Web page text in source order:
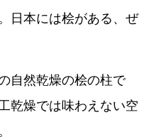
日本には桧がある、ぜ
自然乾燥の桧の柱で
乾燥では味わえない空